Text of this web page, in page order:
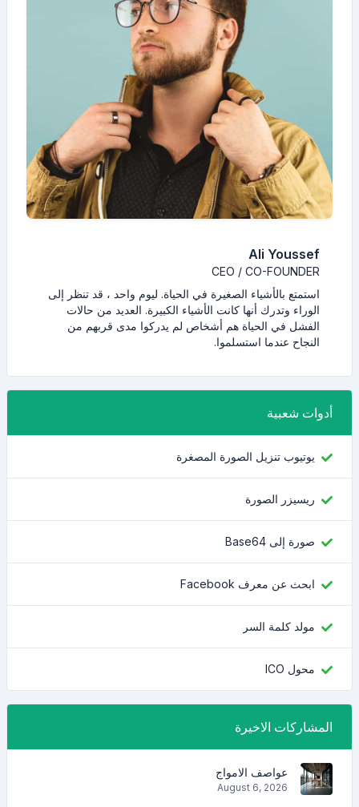
Ali Youssef
CEO / CO-FOUNDER
استمتع بالأشياء الصغيرة في الحياة. ليوم واحد ، قد تنظر إلى
الوراء وتدرك أنها كانت الأشياء الكبيرة. العديد من حالات
الفشل في الحياة هم أشخاص لم يدركوا مدى قربهم من
النجاح عندما استسلموا.
أدوات شعبية
يوتيوب تنزيل الصورة المصغرة
ريسيزر الصورة
صورة إلى Base64
ابحث عن معرف Facebook
مولد كلمة السر
محول ICO
المشاركات الاخيرة
عواصف الامواج
August 6, 2026